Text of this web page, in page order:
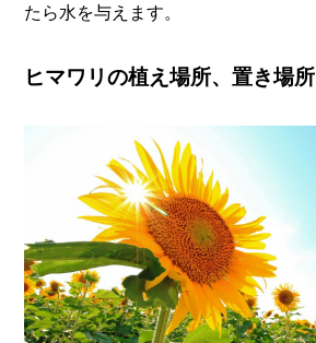
たら水を与えます。
ヒマワリの植え場所、置き場所